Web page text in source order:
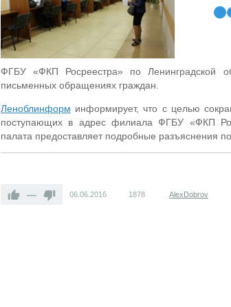
ФГБУ «ФКП Росреестра» по Ленинградской
письменных обращениях граждан.
Леноблинформ информирует, что с целью
поступающих в адрес филиала ФГБУ «ФКП
палата предоставляет подробные разъяснения
— 06.06.2016 1878 AlexDobrov